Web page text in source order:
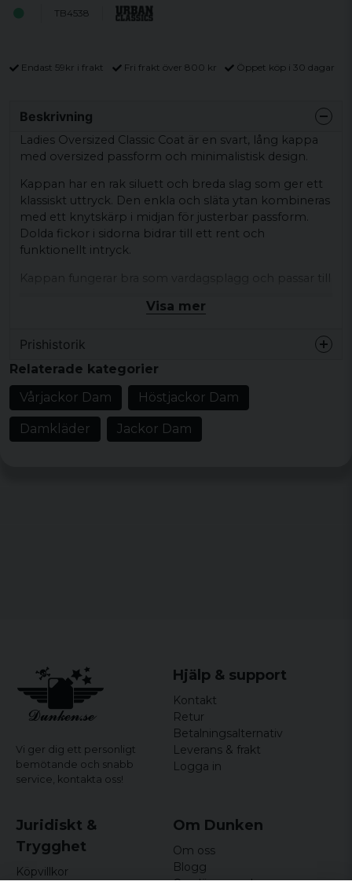
TB4538
Endast 59kr i frakt Fri frakt över 800 kr Öppet köp i 30 dagar
Beskrivning
Ladies Oversized Classic Coat är en svart, lång kappa
med oversized passform och minimalistisk design.
Kappan har en rak siluett och breda slag som ger ett
klassiskt uttryck. Den enkla och släta ytan kombineras
med ett knytskärp i midjan för justerbar passform.
Dolda fickor i sidorna bidrar till ett rent och
funktionellt intryck.
Kappan fungerar bra som vardagsplagg och passar till
byxor för en avskalad och modern look.
Produkttyp:
Design/detaljer: Oversized passform, breda
slag, knytskärp i midjan, dolda fickor
Stil/känsla:
Klassisk, minimalistisk
Färg:Svart
Visa mer
Prishistorik
Relaterade kategorier
Vårjackor Dam
Höstjackor Dam
Damkläder Jackor Dam
Vi ger dig ett personligt
bemötande och snabb
service, kontakta oss!
Hjälp & support
Kontakt
Retur
Betalningsalternativ
Leverans & frakt
Logga in
Juridiskt &
Trygghet
Köpvillkor
Om Dunken
Om oss
Blogg